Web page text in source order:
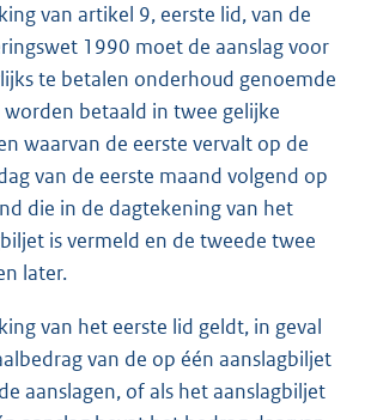
van artikel 9, eerste lid, van de
1990 moet de aanslag voor
te betalen onderhoud genoemde
worden betaald in twee gelijke
waarvan de eerste vervalt op de
van de eerste maand volgend op
die in de dagtekening van het
is vermeld en de tweede twee
later.
van het eerste lid geldt, in geval
van de op één aanslagbiljet
aanslagen, of als het aanslagbiljet